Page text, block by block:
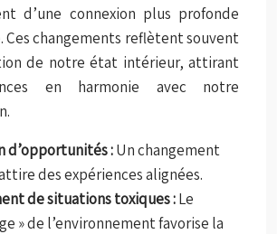
d’une connexion plus profonde
Ces changements reflètent souvent
de notre état intérieur, attirant
en harmonie avec notre
d’opportunités :Un changement
des expériences alignées.
de situations toxiques :Le
» de l’environnement favorise la